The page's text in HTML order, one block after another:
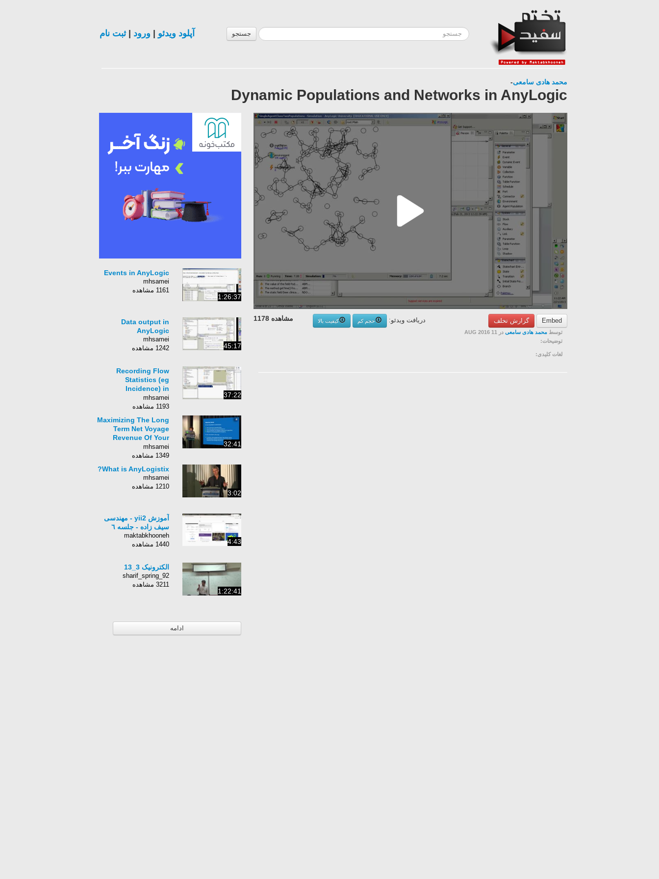
جستجو آپلود ویدئو ورود |ثبت نام
محمد هادی سامعی-
Dynamic Populations and Networks in AnyLogic
Embed گزارش تخلف مشاهده 1178 دریافت ویدئو: حجم کم
کیفیت بالا
توسط محمد هادی سامعی در 11 AUG 2016
توضیحات:
لغات کلیدی:
1:26:37
Events in AnyLogic
mhsamei
1161 مشاهده
45:17
Data output in
AnyLogic
mhsamei
1242 مشاهده
37:22
Recording Flow
Statistics (eg
Incidence) in
AnyLogic
mhsamei
1193 مشاهده
32:41
Maximizing The Long
Term Net Voyage
Revenue Of Your
Fleet (David Barbieri
Kennedy)
mhsamei
1349 مشاهده
3:02
What is AnyLogistix?
mhsamei
1210 مشاهده
4:43
آموزش yii2 - مهندسی
سیف زاده - جلسه ٦
maktabkhooneh
1440 مشاهده
1:22:41
الکترونیک 3_13
sharif_spring_92
3211 مشاهده
ادامه